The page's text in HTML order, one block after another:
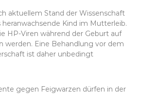
aktuellem Stand der Wissenschaft
heranwachsende Kind im Mutterleib.
HP-Viren während der Geburt auf
werden. Eine Behandlung vor dem
ist daher unbedingt
gegen Feigwarzen dürfen in der